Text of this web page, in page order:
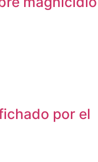
por el